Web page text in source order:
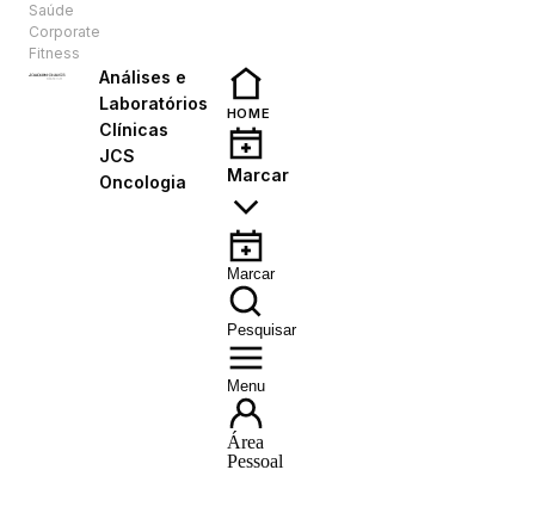
Saúde
Corporate
Fitness
Análises e
Laboratórios
Clínicas
JCS
Oncologia
HOME
Marcar
Marcar
Pesquisar
Menu
Área
Pessoal